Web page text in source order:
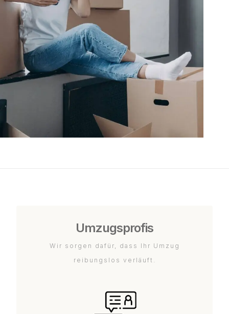
Umzugsprofis
Wir sorgen dafür, dass Ihr Umzug
reibungslos verläuft.